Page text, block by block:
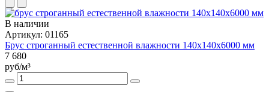
В наличии
Артикул: 01165
Брус строганный естественной влажности 140х140х6000 мм
7 680
руб/м³